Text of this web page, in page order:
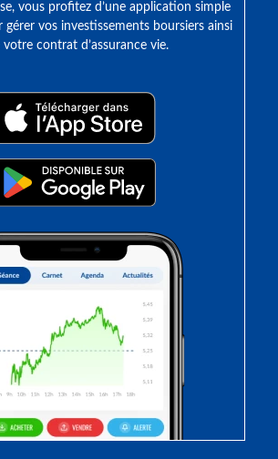
vous profitez d’une application simple
gérer vos investissements boursiers ainsi
votre contrat d’assurance vie.